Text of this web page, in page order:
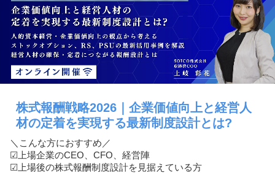
株式報酬戦略2026｜企業価値向上と経営人
材の定着を実現する最新制度設計とは?
＼こんな方におすすめ／
☑︎上場企業のCEO、CFO、経営陣
☑︎上場後の株式報酬制度設計を見据えている方